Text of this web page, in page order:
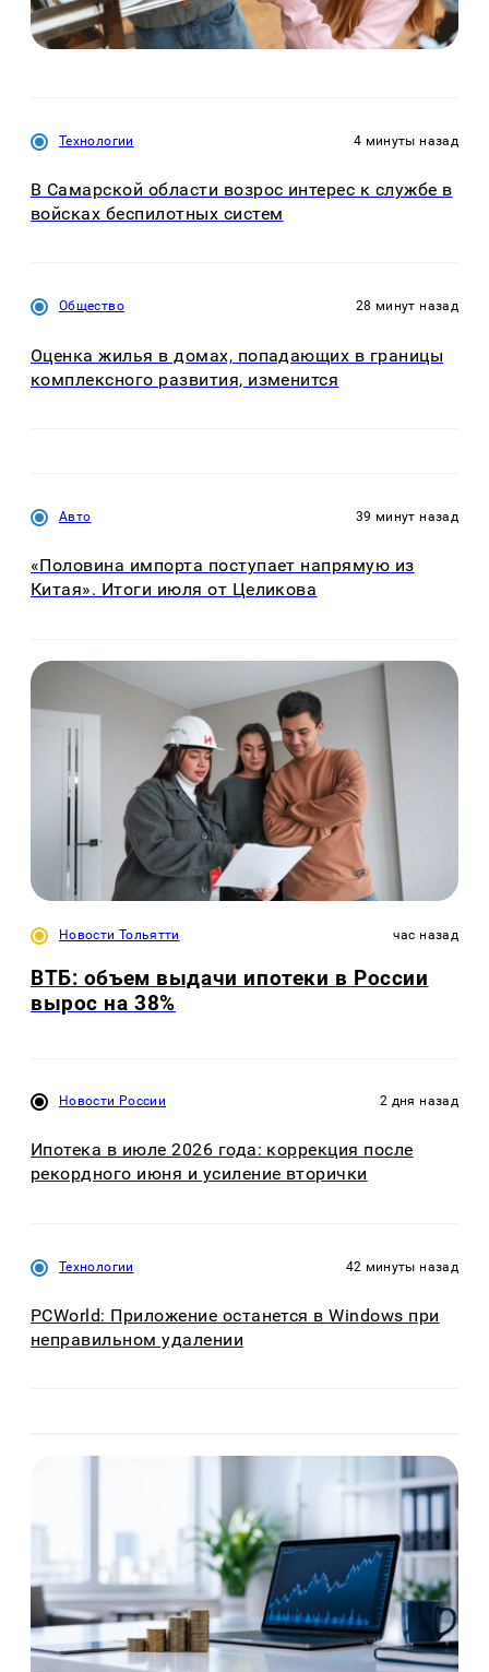
Технологии 4 минуты назад
В Самарской области возрос интерес к службе в
войсках беспилотных систем
Общество 28 минут назад
Оценка жилья в домах, попадающих в границы
комплексного развития, изменится
Авто 39 минут назад
«Половина импорта поступает напрямую из
Китая». Итоги июля от Целикова
Новости Тольятти час назад
ВТБ: объем выдачи ипотеки в России
вырос на 38%
Новости России 2 дня назад
Ипотека в июле 2026 года: коррекция после
рекордного июня и усиление вторички
Технологии 42 минуты назад
PCWorld: Приложение останется в Windows при
неправильном удалении